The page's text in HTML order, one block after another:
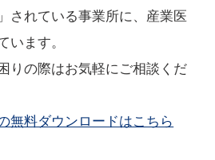
されている事業所に、産業医
います。
りの際はお気軽にご相談くだ
無料ダウンロードはこちら